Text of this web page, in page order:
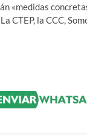
«medidas
CTEP, la CCC,